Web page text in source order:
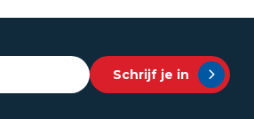
Schrijf je in